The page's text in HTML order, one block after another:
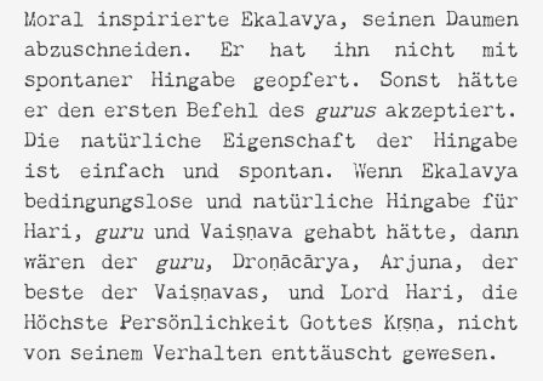
Moral inspirierte Ekalavya, seinen Daumen
abzuschneiden. Er hat ihn nicht mit
spontaner Hingabe geopfert. Sonst hätte
er den ersten Befehl des gurusakzeptiert.
Die natürliche Eigenschaft der Hingabe
ist einfach und spontan. Wenn Ekalavya
bedingungslose und natürliche Hingabe für
Hari, guruund Vaiṣṇava gehabt hätte, dann
wären der guru, Droṇācārya, Arjuna, der
beste der Vaiṣṇavas, und Lord Hari, die
Höchste Persönlichkeit Gottes Kṛṣṇa, nicht
von seinem Verhalten enttäuscht gewesen.